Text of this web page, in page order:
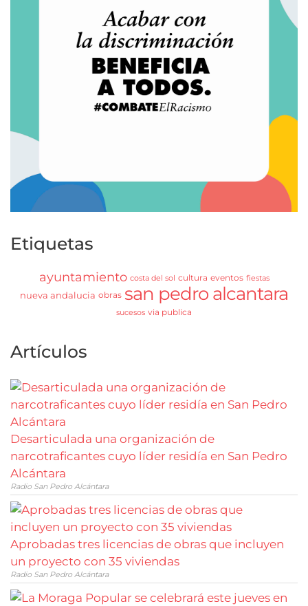
Etiquetas
ayuntamiento costa del sol cultura eventos fiestas
nueva andalucia obras san pedro alcantara
sucesos via publica
Artículos
Desarticulada una organización de
narcotraficantes cuyo líder residía en San Pedro
Alcántara
Radio San Pedro Alcántara
Aprobadas tres licencias de obras que incluyen
un proyecto con 35 viviendas
Radio San Pedro Alcántara